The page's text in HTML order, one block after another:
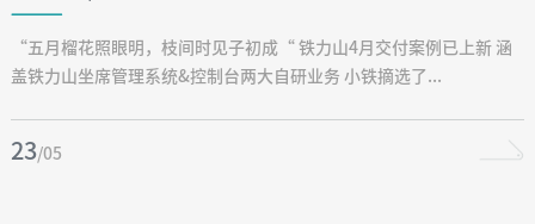
“五月榴花照眼明，枝间时见子初成“ 铁力山4月交付案例已上新 涵
盖铁力山坐席管理系统&控制台两大自研业务 小铁摘选了...
23/05